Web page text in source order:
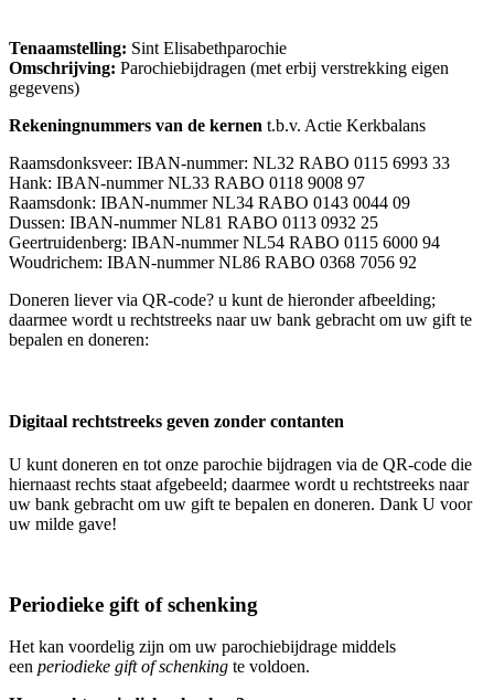
Tenaamstelling: Sint Elisabethparochie
Omschrijving: Parochiebijdragen (met erbij verstrekking eigen
gegevens)
Rekeningnummers van de kernen t.b.v. Actie Kerkbalans
Raamsdonksveer: IBAN-nummer: NL32 RABO 0115 6993 33
Hank: IBAN-nummer NL33 RABO 0118 9008 97
Raamsdonk: IBAN-nummer NL34 RABO 0143 0044 09
Dussen: IBAN-nummer NL81 RABO 0113 0932 25
Geertruidenberg: IBAN-nummer NL54 RABO 0115 6000 94
Woudrichem: IBAN-nummer NL86 RABO 0368 7056 92
Doneren liever via QR-code? u kunt de hieronder afbeelding;
daarmee wordt u rechtstreeks naar uw bank gebracht om uw gift te
bepalen en doneren:
Digitaal rechtstreeks geven zonder contanten
U kunt doneren en tot onze parochie bijdragen via de QR-code die
hiernaast rechts staat afgebeeld; daarmee wordt u rechtstreeks naar
uw bank gebracht om uw gift te bepalen en doneren. Dank U voor
uw milde gave!
Periodieke gift of schenking
Het kan voordelig zijn om uw parochiebijdrage middels
een periodieke gift of schenking te voldoen.